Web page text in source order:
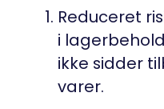
Reduceret
i
ikke sidder
varer.